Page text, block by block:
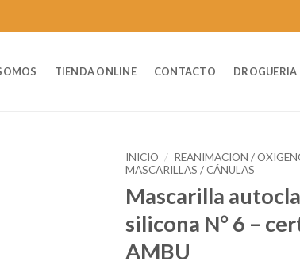
TIENDA ONLINE CONTACTO DROGUERIA
INICIO / REANIMACION /
MASCARILLAS / CÁNULAS
Mascarilla
silicona N° 6 –
AMBU